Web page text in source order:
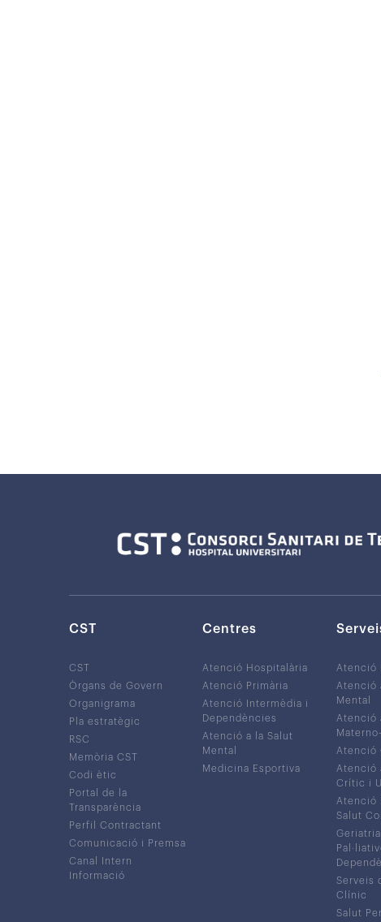
CST
CST
Òrgans de Govern
Organigrama
Pla estratègic
RSC
Memòria CST
Codi ètic
Portal de la
Transparència
Perfil Contractant
Comunicació i Premsa
Canal Intern
Informació
Centres
Atenció Hospitalària
Atenció Primària
Atenció Intermèdia i
Dependències
Atenció a la Salut
Mental
Medicina Esportiva
Atenció
Atenció
Mental
Atenció
Atenció
Atenció
Crític i
Atenció
Salut
Serveis
Clínic
Salut